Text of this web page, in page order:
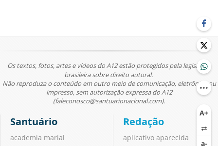
Os textos, fotos, artes e vídeos do A12 estão protegidos pela legislação
brasileira sobre direito autoral.
Não reproduza o conteúdo em outro meio de comunicação, eletrônico ou
impresso, sem autorização expressa do A12
(faleconosco@santuarionacional.com).
Santuário
academia marial
Redação
aplicativo aparecida